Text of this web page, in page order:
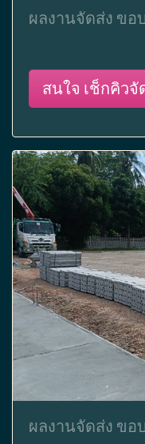
ผลงานจัดส่ง ข
สนใจ เช็กคิวจั
ผลงานจัดส่ง ข